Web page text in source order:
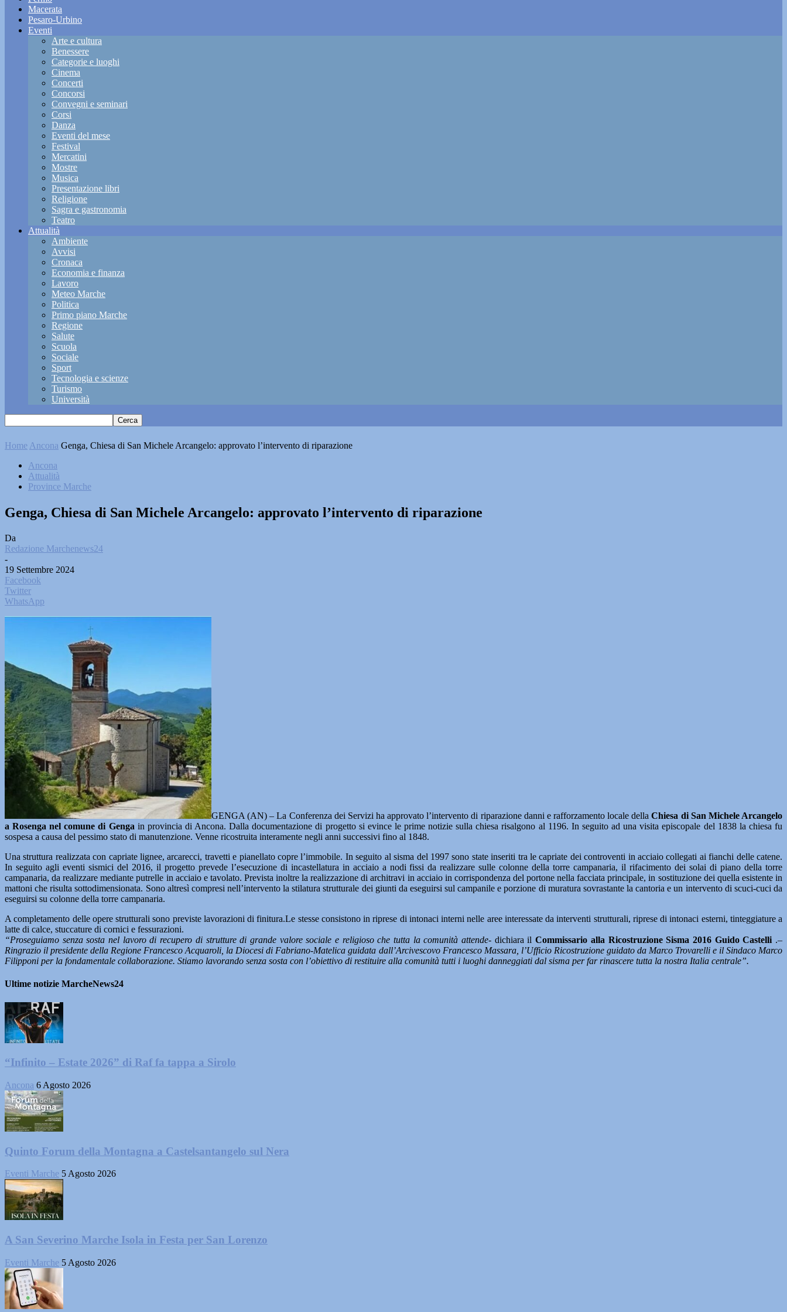
Macerata
Pesaro-Urbino
Eventi
Arte e cultura
Benessere
Categorie e luoghi
Cinema
Concerti
Concorsi
Convegni e seminari
Corsi
Danza
Eventi del mese
Festival
Mercatini
Mostre
Musica
Presentazione libri
Religione
Sagra e gastronomia
Teatro
Attualità
Ambiente
Avvisi
Cronaca
Economia e finanza
Lavoro
Meteo Marche
Politica
Primo piano Marche
Regione
Salute
Scuola
Sociale
Sport
Tecnologia e scienze
Turismo
Università
Home Ancona Genga, Chiesa di San Michele Arcangelo: approvato l’intervento di riparazione
Ancona
Attualità
Province Marche
Genga, Chiesa di San Michele Arcangelo: approvato l’intervento di riparazione
Da
Redazione Marchenews24
-
19 Settembre 2024
Facebook
Twitter
WhatsApp
GENGA (AN) – La Conferenza dei Servizi ha approvato l’intervento di riparazione danni e rafforzamento locale dellaChiesa di San Michele Arcangelo
a Rosenga nel comune di Genga in provincia di Ancona. Dalla documentazione di progetto si evince le prime notizie sulla chiesa risalgono al 1196. In seguito ad una visita episcopale del 1838 la chiesa fu
sospesa a causa del pessimo stato di manutenzione. Venne ricostruita interamente negli anni successivi fino al 1848.
Una struttura realizzata con capriate lignee, arcarecci, travetti e pianellato copre l’immobile. In seguito al sisma del 1997 sono state inseriti tra le capriate dei controventi in acciaio collegati ai fianchi delle catene.
In seguito agli eventi sismici del 2016, il progetto prevede l’esecuzione di incastellatura in acciaio a nodi fissi da realizzare sulle colonne della torre campanaria, il rifacimento dei solai di piano della torre
campanaria, da realizzare mediante putrelle in acciaio e tavolato. Prevista inoltre la realizzazione di architravi in acciaio in corrispondenza del portone nella facciata principale, in sostituzione dei quella esistente in
mattoni che risulta sottodimensionata. Sono altresì compresi nell’intervento la stilatura strutturale dei giunti da eseguirsi sul campanile e porzione di muratura sovrastante la cantoria e un intervento di scuci-cuci da
eseguirsi su colonne della torre campanaria.
A completamento delle opere strutturali sono previste lavorazioni di finitura.Le stesse consistono in riprese di intonaci interni nelle aree interessate da interventi strutturali, riprese di intonaci esterni, tinteggiature a
latte di calce, stuccature di cornici e fessurazioni.
“Proseguiamo senza sosta nel lavoro di recupero di strutture di grande valore sociale e religioso che tutta la comunità attende- dichiara ilCommissario alla Ricostruzione Sisma 2016 Guido Castelli .–
Ringrazio il presidente della Regione Francesco Acquaroli, la Diocesi di Fabriano-Matelica guidata dall’Arcivescovo Francesco Massara, l’Ufficio Ricostruzione guidato da Marco Trovarelli e il Sindaco Marco
Filipponi per la fondamentale collaborazione. Stiamo lavorando senza sosta con l’obiettivo di restituire alla comunità tutti i luoghi danneggiati dal sisma per far rinascere tutta la nostra Italia centrale”.
Ultime notizie MarcheNews24
“Infinito – Estate 2026” di Raf fa tappa a Sirolo
Ancona 6 Agosto 2026
Quinto Forum della Montagna a Castelsantangelo sul Nera
Eventi Marche 5 Agosto 2026
A San Severino Marche Isola in Festa per San Lorenzo
Eventi Marche 5 Agosto 2026